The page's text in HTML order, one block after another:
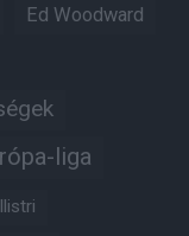
Ed Woodward
liga